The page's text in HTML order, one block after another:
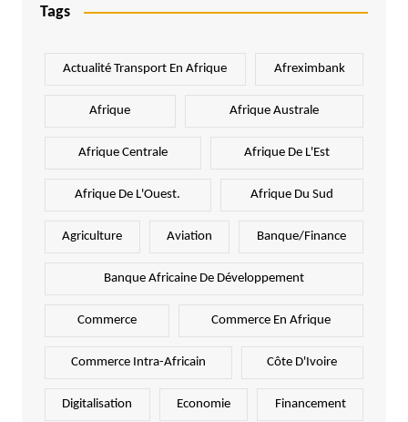
Tags
Actualité Transport En Afrique Afreximbank
Afrique Afrique Australe
Afrique Centrale Afrique De L'Est
Afrique De L'Ouest. Afrique Du Sud
Agriculture Aviation Banque/Finance
Banque Africaine De Développement
Commerce Commerce En Afrique
Commerce Intra-Africain Côte D'Ivoire
Digitalisation Economie Financement